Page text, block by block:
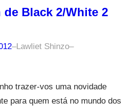
Black 2/White 2
–Lawliet Shinzo–
trazer-vos uma novidade
para quem está no mundo dos